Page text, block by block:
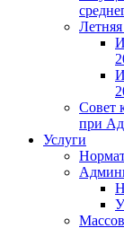
Совет
при
Услуги